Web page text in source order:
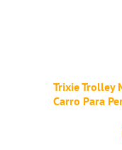
Trixie Trolley
Carro Para